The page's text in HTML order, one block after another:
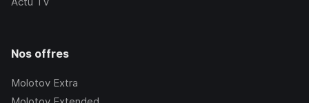
Nos offres
Molotov Extra